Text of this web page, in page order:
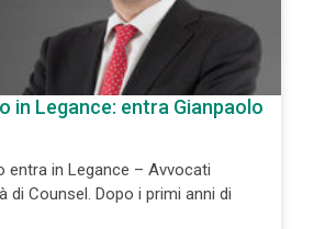
in Legance: entra Gianpaolo
entra in Legance – Avvocati
di Counsel. Dopo i primi anni di